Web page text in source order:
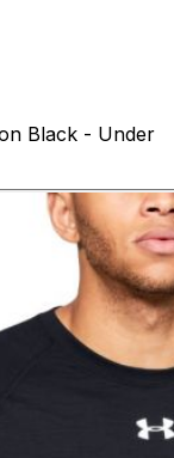
Black - Under